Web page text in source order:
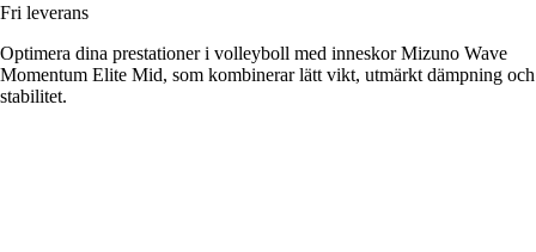
Fri leverans
Optimera dina prestationer i volleyboll med inneskor Mizuno Wave
Momentum Elite Mid, som kombinerar lätt vikt, utmärkt dämpning och
stabilitet.